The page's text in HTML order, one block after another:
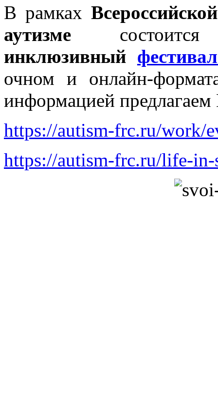
В рамках
аутизме
инклюзивный
очном и онлайн-
информацией
https://autism-frc.ru/work/
https://autism-frc.ru/life-